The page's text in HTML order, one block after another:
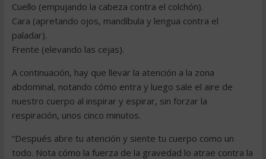
Cuello (empujando la cabeza contra el colchón).
Cara (apretando ojos, mandíbula y lengua contra el
paladar).
Frente (elevando las cejas).
A continuación, hay que llevar la atención a la zona
abdominal, notando cómo entra y luego sale el aire de
nuestro cuerpo al inspirar y espirar, sin forzar la
respiración, unos cinco minutos.
“Después abre tu atención y siente tu cuerpo como un
todo. Nota cómo la fuerza de la gravedad lo atrae contra la